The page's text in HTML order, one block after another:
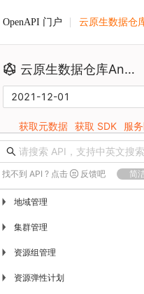
OpenAPI 门户 云原生数据仓
云原生数据仓库AnalyticDB MySQL版
2021-12-01
获取元数据 获取 SDK 服
找不到 API ? 点击 反馈吧 简
▶ 地域管理
▶ 集群管理
▶ 资源组管理
▶ 资源弹性计划